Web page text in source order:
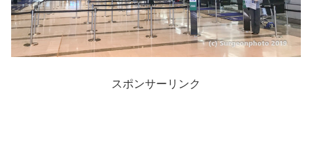
スポンサーリンク